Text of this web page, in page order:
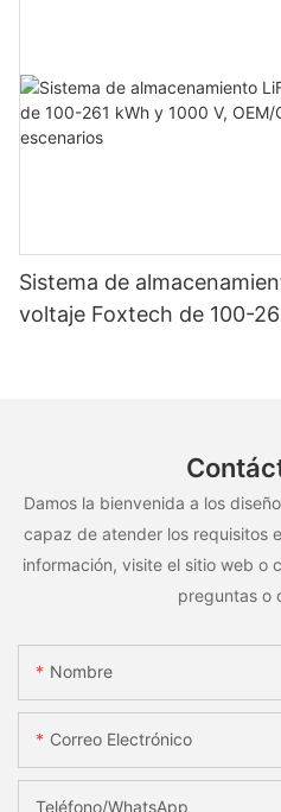
Sistema de
voltaje Foxtech de 100-
Damos la bienvenida a los
capaz de atender los requisitos
información, visite el sitio web o
preguntas o
Nombre
Correo Electrónico
Teléfono/WhatsApp